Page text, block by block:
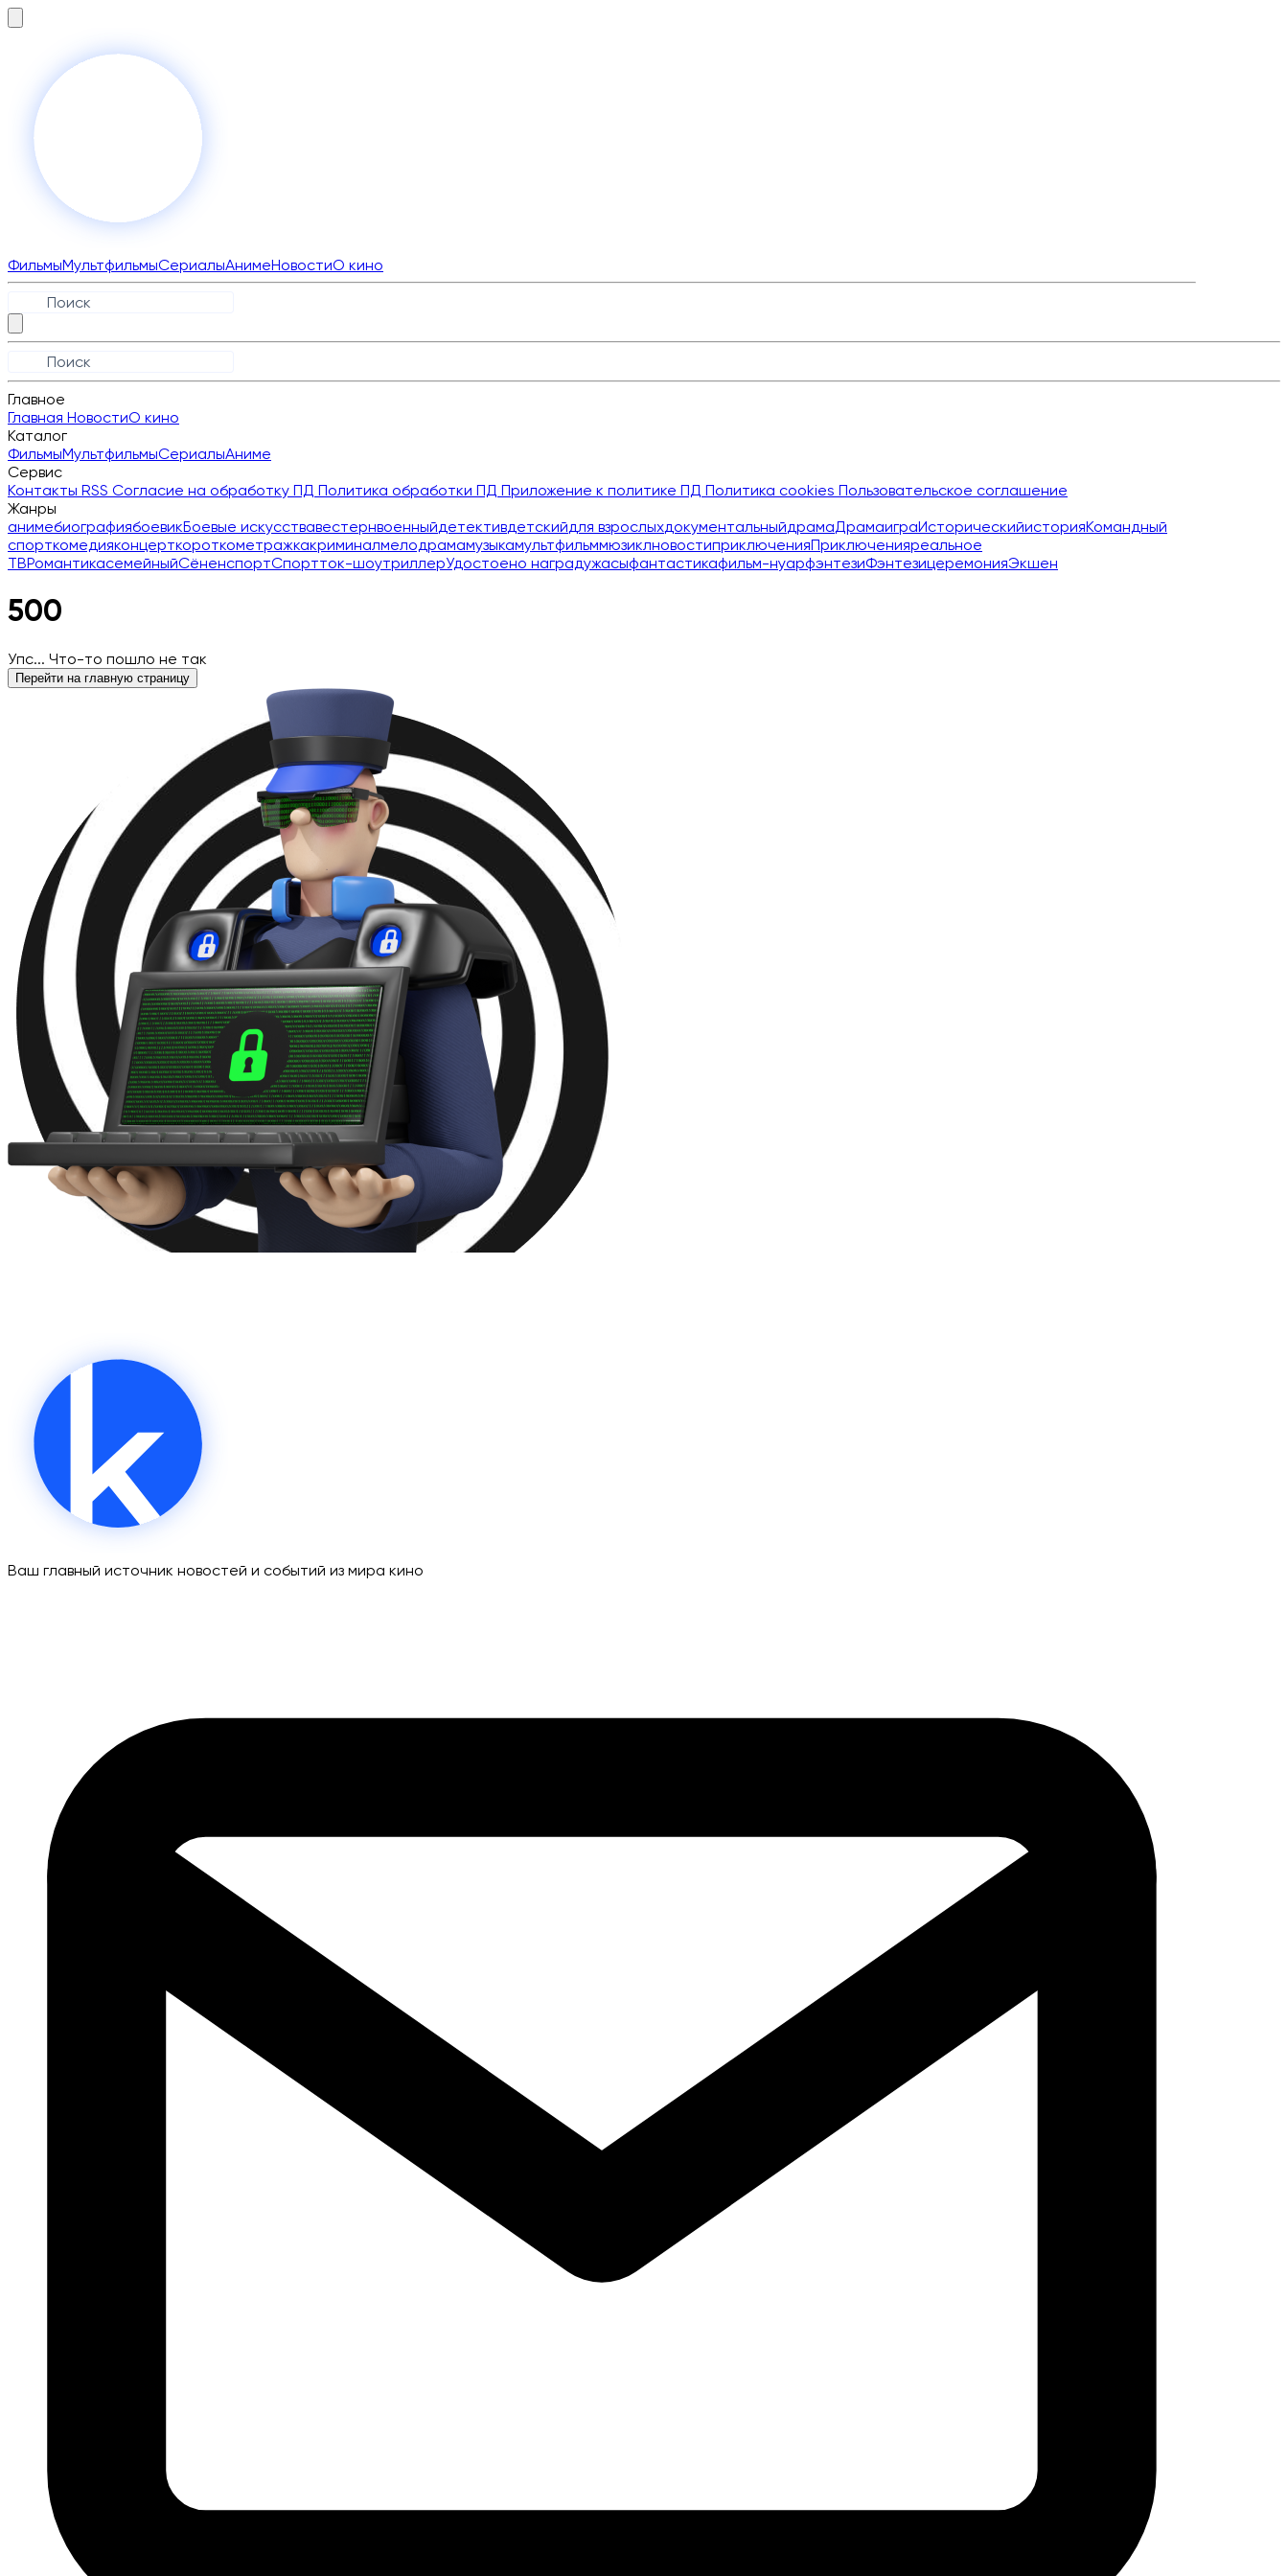
ФильмыМультфильмыСериалыАнимеНовостиО кино
Главное
Главная НовостиО кино
Каталог
ФильмыМультфильмыСериалыАниме
Сервис
Контакты RSS Согласие на обработку ПД Политика обработки ПД Приложение к политике ПД Политика cookies Пользовательское соглашение
Жанры
анимебиографиябоевикБоевые искусствавестернвоенныйдетективдетскийдля взрослыхдокументальныйдрамаДрамаиграИсторическийисторияКомандный
спорткомедияконцерткороткометражкакриминалмелодрамамузыкамультфильммюзиклновостиприключенияПриключенияреальное
ТВРомантикасемейныйСёненспортСпортток-шоутриллерУдостоено наградужасыфантастикафильм-нуарфэнтезиФэнтезицеремонияЭкшен
500
Упс... Что-то пошло не так
Перейти на главную страницу
Ваш главный источник новостей и событий из мира кино